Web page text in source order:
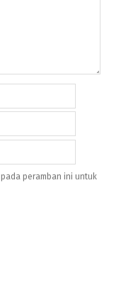
peramban ini untuk